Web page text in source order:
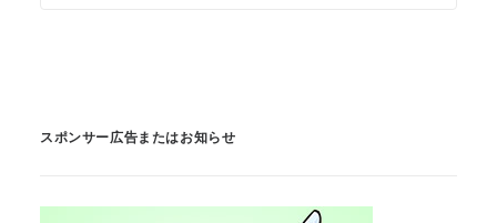
スポンサー広告またはお知らせ